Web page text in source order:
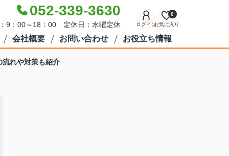
052-339-3630
9：00～18：00 定休日：水曜定休 ログインお気に入り
0
会社概要 お問い合わせ お役立ち情報
流れや対策も紹介